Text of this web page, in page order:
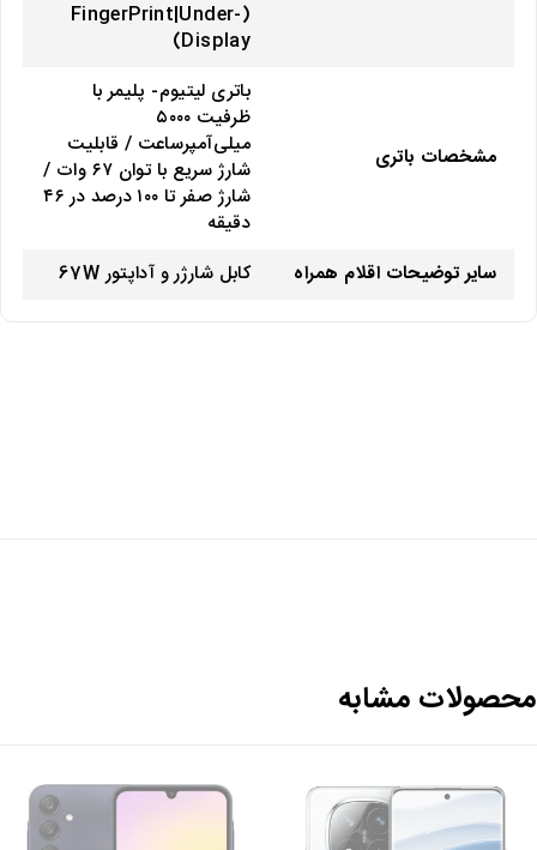
(FingerPrint|Under-
Display)
مشخصات باتری
باتری لیتیوم‌- پلیمر با
ظرفیت ۵۰۰۰
میلی‌آمپرساعت / قابلیت
شارژ سریع با توان ۶۷ وات /
شارژ صفر تا ۱۰۰ درصد در ۴۶
دقیقه
سایر توضیحات اقلام همراه
کابل شارژر و آداپتور 67W
مشابه